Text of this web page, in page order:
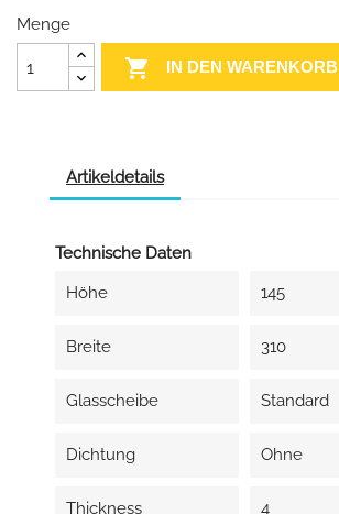
Menge
 IN DEN WARENKORB
Artikeldetails
Technische Daten
Höhe
145
Breite 310
Glasscheibe Standard
Dichtung Ohne
Thickness 4